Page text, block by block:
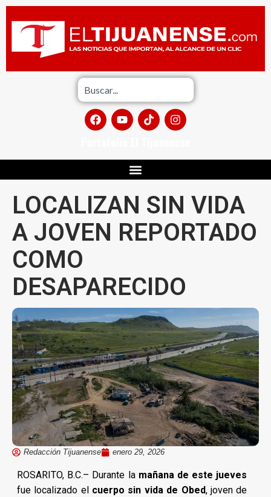
LOCALIZAN SIN VIDA
A JOVEN REPORTADO
COMO
DESAPARECIDO
Redacción Tijuanense enero 29, 2026
ROSARITO, B.C.– Durante la mañana de este jueves
fue localizado el cuerpo sin vida de Obed, joven de